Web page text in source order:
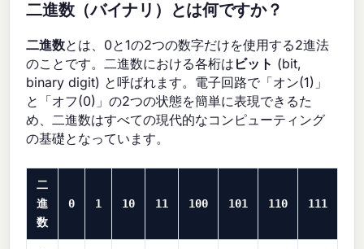
二進数（バイナリ）とは何ですか？
二進数とは、0と1の2つの数字だけを使用する2進法
のことです。二進数における各桁は ビット (bit,
binary digit) と呼ばれます。電子回路で「オン(1)」
と「オフ(0)」の2つの状態を簡単に表現できるた
め、二進数はすべての現代的なコンピューティング
の基礎となっています。
二
進
数
0 1 10 11 100 101 110 111